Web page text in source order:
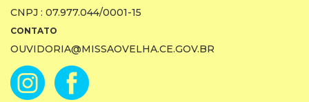
CNPJ : 07.977.044/0001-15
CONTATO
OUVIDORIA@MISSAOVELHA.CE.GOV.BR